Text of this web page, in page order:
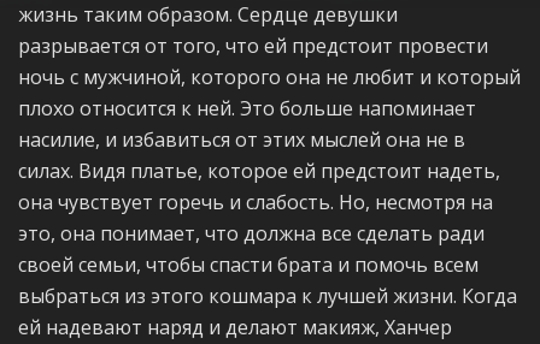
жизнь таким образом. Сердце девушки
разрывается от того, что ей предстоит провести
ночь с мужчиной, которого она не любит и который
плохо относится к ней. Это больше напоминает
насилие, и избавиться от этих мыслей она не в
силах. Видя платье, которое ей предстоит надеть,
она чувствует горечь и слабость. Но, несмотря на
это, она понимает, что должна все сделать ради
своей семьи, чтобы спасти брата и помочь всем
выбраться из этого кошмара к лучшей жизни. Когда
ей надевают наряд и делают макияж, Ханчер